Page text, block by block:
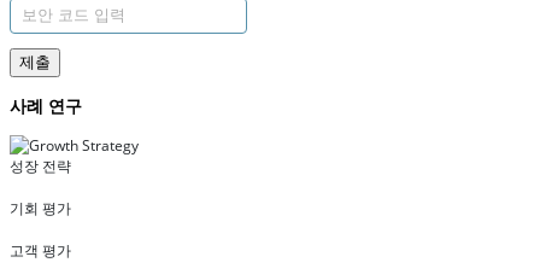
제출
사례 연구
성장 전략
기회 평가
고객 평가